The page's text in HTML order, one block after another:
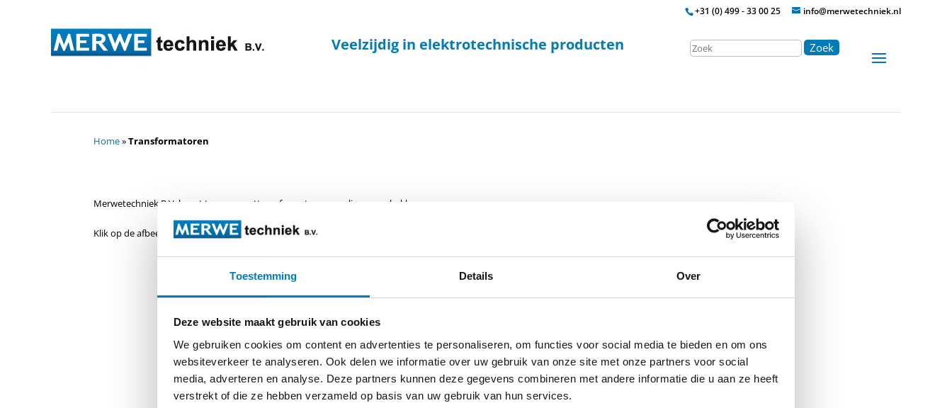
Toestemming Details Over
Deze website maakt gebruik van cookies
We gebruiken cookies om content en advertenties te personaliseren, om functies voor social media te bieden en om ons
websiteverkeer te analyseren. Ook delen we informatie over uw gebruik van onze site met onze partners voor social
media, adverteren en analyse. Deze partners kunnen deze gegevens combineren met andere informatie die u aan ze heeft
verstrekt of die ze hebben verzameld op basis van uw gebruik van hun services.
+31 (0) 499 - 33 00 25 info@merwetechniek.nl
Veelzijdig in elektrotechnische producten Zoek
Home»Transformatoren
Merwetechniek B.V. levert tevens meettransformatoren en olieopvangbakken.
Klik op de afbeeldingen voor meer informatie.